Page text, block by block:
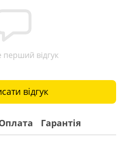
перший відгук
відгук
Гарантія